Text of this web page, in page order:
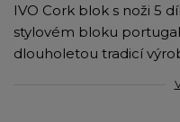
IVO Cork blok s noži 5
stylovém bloku
dlouholetou tradicí